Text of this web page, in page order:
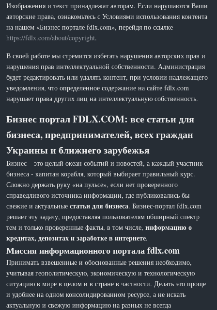
Изображения и текст принадлежат авторам. Если нарушаются Ваши
авторские права, ознакомьтесь с Условиями использования контента
на нашем «Бизнес портале fdlx.com», перейдя по ссылке
https://fdlx.com/about/copyright.
В своей работе мы стремится избегать нарушения авторских прав и
нарушения прав интеллектуальной собственности. Администрация
будет редактировать или удалять контент, при условии надлежащего
уведомления, что определенное содержание на сайте fdlx.com
нарушает права других лиц на интеллектуальную собственность.
Бизнес портал FDLX.COM: все статьи для
бизнеса, предпринимателей, всех граждан
Украины и ближнего зарубежья
Бизнес – это целый океан событий и новостей, а каждый участник
бизнеса - капитан корабля, который выбирает правильный курс.
Сложно держать руку «на пульсе», если нет проверенного
справедливого источника информации, где публиковались бы
свежие и актуальныестатьи для бизнеса. Бизнес-портал fdlx.com
решает эту задачу, предоставляя пользователям обширный спектр
тем и только проверенные факты, в том числе,информацию о
кредитах, депозитах и заработке в интернете.
Миссия информационного портала fdlx.com
Принимать взвешенные и обоснованные решения необходимо,
учитывая геополитическую, экономическую и технологическую
ситуацию в мире в целом и в стране в частности. Делать это проще
и удобнее на одном консолидированном ресурсе, а не искать
актуальную и свежую информацию на разных не всегда